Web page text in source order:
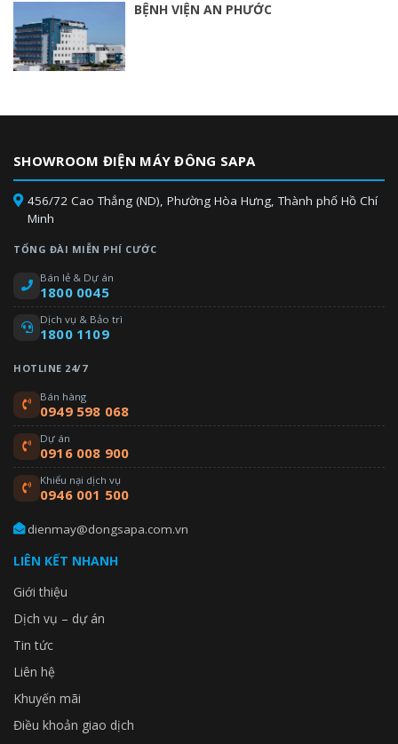
BỆNH VIỆN AN PHƯỚC
SHOWROOM ĐIỆN MÁY ĐÔNG SAPA
456/72 Cao Thắng (ND), Phường Hòa Hưng, Thành phố Hồ Chí
Minh
TỔNG ĐÀI MIỄN PHÍ CƯỚC
Bán lẻ & Dự án
1800 0045
Dịch vụ & Bảo trì
1800 1109
HOTLINE 24/7
Bán hàng
0949 598 068
Dự án
0916 008 900
Khiếu nại dịch vụ
0946 001 500
dienmay@dongsapa.com.vn
LIÊN KẾT NHANH
Giới thiệu
Dịch vụ – dự án
Tin tức
Liên hệ
Khuyến mãi
Điều khoản giao dịch